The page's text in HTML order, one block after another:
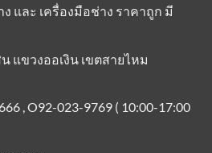
และ เครื่องมือช่าง ราคาถูก มี
แขวงออเงิน เขตสายไหม
, O92-023-9769 ( 10:00-17:00